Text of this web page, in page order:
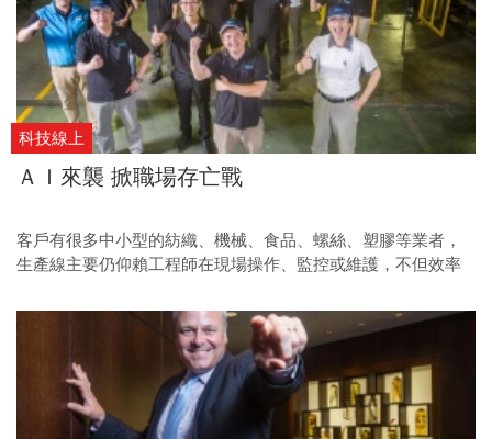
科技線上
ＡＩ來襲 掀職場存亡戰
客戶有很多中小型的紡織、機械、食品、螺絲、塑膠等業者，
生產線主要仍仰賴工程師在現場操作、監控或維護，不但效率
至更進一步，做到小量多樣的客製化生產。當然，也就越來越